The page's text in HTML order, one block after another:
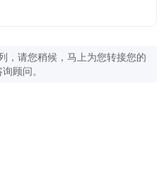
，请您稍候，马上为您转接您的
顾问。